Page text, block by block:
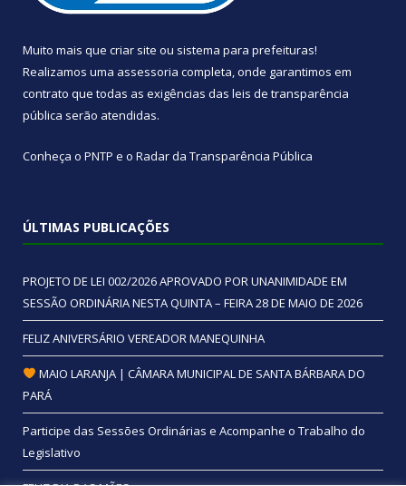
Muito mais que criar site ou sistema para prefeituras!
Realizamos uma assessoria completa, onde garantimos em
contrato que todas as exigências das leis de transparência
pública serão atendidas.
Conheça o PNTP e o Radar da Transparência Pública
ÚLTIMAS PUBLICAÇÕES
PROJETO DE LEI 002/2026 APROVADO POR UNANIMIDADE EM
SESSÃO ORDINÁRIA NESTA QUINTA – FEIRA 28 DE MAIO DE 2026
FELIZ ANIVERSÁRIO VEREADOR MANEQUINHA
MAIO LARANJA | CÂMARA MUNICIPAL DE SANTA BÁRBARA DO
PARÁ
Participe das Sessões Ordinárias e Acompanhe o Trabalho do
Legislativo